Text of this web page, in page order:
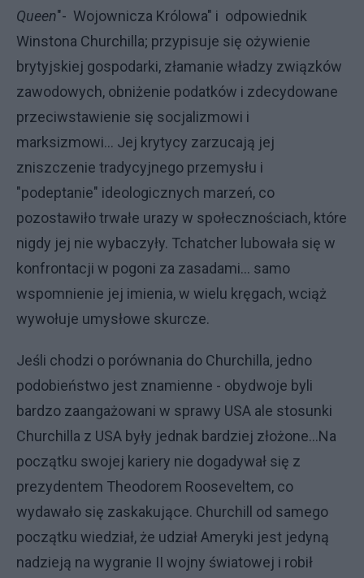
Queen"- Wojownicza Królowa" i odpowiednik
Winstona Churchilla; przypisuje się ożywienie
brytyjskiej gospodarki, złamanie władzy związków
zawodowych, obniżenie podatków i zdecydowane
przeciwstawienie się socjalizmowi i
marksizmowi... Jej krytycy zarzucają jej
zniszczenie tradycyjnego przemysłu i
"podeptanie" ideologicznych marzeń, co
pozostawiło trwałe urazy w społecznościach, które
nigdy jej nie wybaczyły. Tchatcher lubowała się w
konfrontacji w pogoni za zasadami... samo
wspomnienie jej imienia, w wielu kręgach, wciąż
wywołuje umysłowe skurcze.
Jeśli chodzi o porównania do Churchilla, jedno
podobieństwo jest znamienne - obydwoje byli
bardzo zaangażowani w sprawy USA ale stosunki
Churchilla z USA były jednak bardziej złożone...Na
początku swojej kariery nie dogadywał się z
prezydentem Theodorem Rooseveltem, co
wydawało się zaskakujące. Churchill od samego
początku wiedział, że udział Ameryki jest jedyną
nadzieją na wygranie II wojny światowej i robił